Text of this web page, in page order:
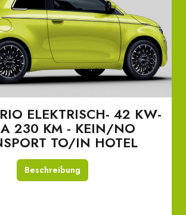
ELEKTRISCH- 42 KW-
230 KM - KEIN/NO
TO/IN HOTEL
Beschreibung